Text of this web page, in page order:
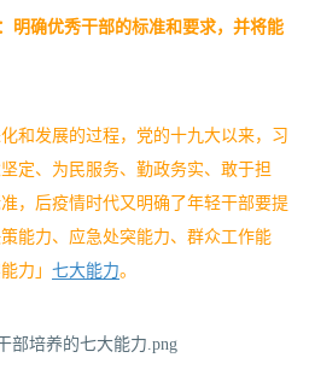
明确优秀干部的标准和要求，并将能
和发展的过程，党的十九大以来，习
定、为民服务、勤政务实、敢于担
，后疫情时代又明确了年轻干部要提
能力、应急处突能力、群众工作能
力」 七大能力。